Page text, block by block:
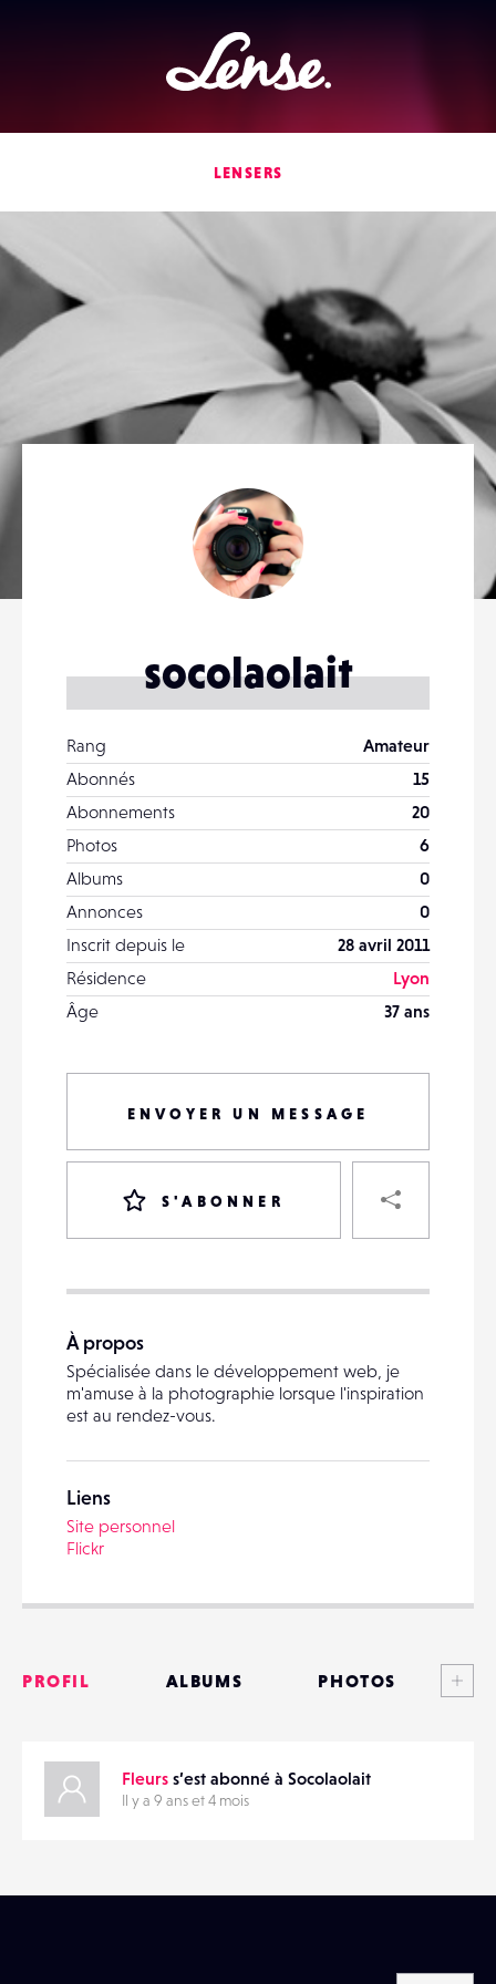
Lense
LENSERS
socolaolait
Rang
Amateur
Abonnés
15
Abonnements
20
Photos
6
Albums
0
Annonces
0
Inscrit depuis le
28 avril 2011
Résidence
Lyon
Âge
37 ans
ENVOYER UN MESSAGE
S'ABONNER
DESTINATAIRE
PARTAGER
À propos
Spécialisée dans le développement web, je
m'amuse à la photographie lorsque l'inspiration
est au rendez-vous.
Liens
Site personnel
Flickr
PROFIL ALBUMS PHOTOS
MATÉRIELS
ÉVÉNEMENTS
Fleurs s’est abonné à Socolaolait
Il y a 9 ans et 4 mois